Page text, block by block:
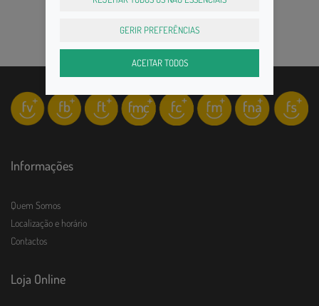
Informações
Quem Somos
Localização e horário
Contactos
Loja Online
GERIR PREFERÊNCIAS
ACEITAR TODOS